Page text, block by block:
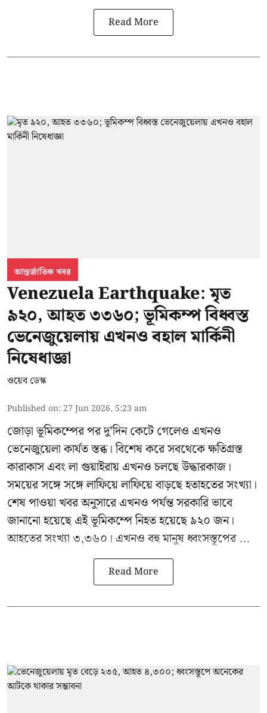
Read More
আন্তর্জাতিক খবর
Venezuela Earthquake: মৃত
৯২০, আহত ৩৩৬০; ভূমিকম্প বিধ্বস্ত
ভেনেজুয়েলায় এখনও বহাল মার্কিনী
নিষেধাজ্ঞা
ওয়েব ডেস্ক
Published on: 27 Jun 2026, 5:23 am
জোড়া ভূমিকম্পের পর দু’দিন কেটে গেলেও এখনও
ভেনেজুয়েলাকার্যত স্তব্ধ। বিশেষ করে সবথেকে ক্ষতিগ্রস্ত
কারাকাস এবং লা গুয়াইরায় এখনও চলছে উদ্ধারকাজ।
সময়ের সঙ্গে সঙ্গে লাফিয়ে লাফিয়ে বাড়ছে হতাহতের সংখ্যা।
শেষ পাওয়া খবর অনুসারে এখনও পর্যন্ত সরকারি ভাবে
জানানো হয়েছে এই ভূমিকম্পে নিহত হয়েছে ৯২০ জন।
আহতের সংখ্যা ৩,৩৬০। এখনও বহু মানুষ ধ্বংসস্তূপের ...
Read More